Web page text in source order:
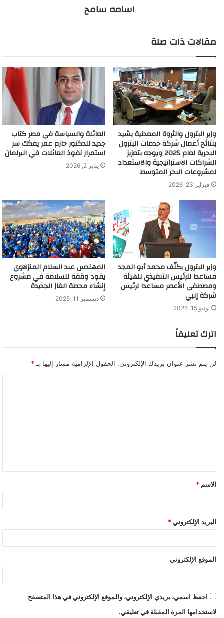
اسامه سامح
مقالات ذات صلة
وزير البترول والثروة المعدنية يشيد
بنتائج أعمال شركة خدمات البترول
البحرية لعام 2025 ويوجه بتعزيز
الشراكات الاستراتيجية والاستعداد
لمشروعات البحر المتوسط
فبراير 23, 2026
العائلة والسياسة في مصر كتاب
جديد للدكتور حازم عمر يفكك سر
استمرار نفوذ العائلات في البرلمان
يناير 2, 2026
وزير البترول يكلّف محمد أبو المجد
مساعدا للرئيس التنفيذي للهيئة
ومصطفى الأعصر مساعدا لرئيس
شركة إنبي
يونيو 15, 2025
المهندس عبد السلام المنزلاوي
يقود وقفة للسلامة في مشروع
إنشاء محطة الغاز الجديدة
ديسمبر 11, 2025
اترك تعليقاً
لن يتم نشر عنوان بريدك الإلكتروني. الحقول الإلزامية مشار إليها بـ *
ق
*
الاسم *
البريد الإلكتروني *
الموقع الإلكتروني
احفظ اسمي، بريدي الإلكتروني، والموقع الإلكتروني في هذا المتصفح
لاستخدامها المرة المقبلة في تعليقي.